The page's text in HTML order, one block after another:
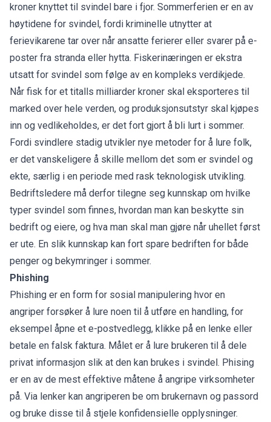
kroner knyttet til svindel bare i fjor. Sommerferien er en av
høytidene for svindel, fordi kriminelle utnytter at
ferievikarene tar over når ansatte ferierer eller svarer på e-
poster fra stranda eller hytta. Fiskerinæringen er ekstra
utsatt for svindel som følge av en kompleks verdikjede.
Når fisk for et titalls milliarder kroner skal eksporteres til
marked over hele verden, og produksjonsutstyr skal kjøpes
inn og vedlikeholdes, er det fort gjort å bli lurt i sommer.
Fordi svindlere stadig utvikler nye metoder for å lure folk,
er det vanskeligere å skille mellom det som er svindel og
ekte, særlig i en periode med rask teknologisk utvikling.
Bedriftsledere må derfor tilegne seg kunnskap om hvilke
typer svindel som finnes, hvordan man kan beskytte sin
bedrift og eiere, og hva man skal man gjøre når uhellet først
er ute. En slik kunnskap kan fort spare bedriften for både
penger og bekymringer i sommer.
Phishing
Phishing er en form for sosial manipulering hvor en
angriper forsøker å lure noen til å utføre en handling, for
eksempel åpne et e-postvedlegg, klikke på en lenke eller
betale en falsk faktura. Målet er å lure brukeren til å dele
privat informasjon slik at den kan brukes i svindel. Phising
er en av de mest effektive måtene å angripe virksomheter
på. Via lenker kan angriperen be om brukernavn og passord
og bruke disse til å stjele konfidensielle opplysninger.